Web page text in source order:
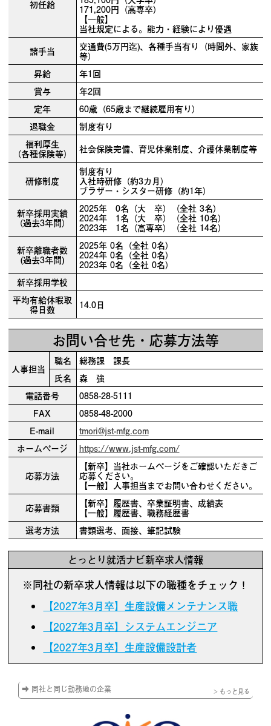
初任給 171,200円（高専卒）
【一般】
当社規定による。能力・経験により優遇
諸手当
交通費(5万円迄)、各種手当有り（時間外、家族
等）
昇給
年1回
賞与
年2回
定年
60歳（65歳まで継続雇用有り）
退職金
制度有り
福利厚生
（各種保険等） 社会保険完備、育児休業制度、介護休業制度等
研修制度
制度有り
入社時研修（約3カ月）
ブラザー・シスター研修（約1年）
新卒採用実績
（過去3年間）
2025年 0名（大 卒）（全社 3名）
2024年 1名（大 卒）（全社 10名）
2023年 1名（高専卒）（全社 14名）
新卒離職者数
(過去3年間)
2025年 0名（全社 0名）
2024年 0名（全社 0名）
2023年 0名（全社 0名）
新卒採用学校
平均有給休暇取
得日数 14.0日
お問い合せ先・応募方法等
人事担当
職名
総務課 課長
氏名
森 強
電話番号
0858-28-5111
FAX
0858-48-2000
E-mail
tmori@jst-mfg.com
ホームページ
https://www.jst-mfg.com/
応募方法
【新卒】当社ホームページをご確認いただきご
応募ください。
【一般】人事担当までお問い合わせください。
応募書類
【新卒】履歴書、卒業証明書、成績表
【一般】履歴書、職務経歴書
選考方法
書類選考、面接、筆記試験
とっとり就活ナビ新卒求人情報
※同社の新卒求人情報は以下の職種をチェック！
【2027年3月卒】生産設備メンテナンス職
【2027年3月卒】システムエンジニア
【2027年3月卒】生産設備設計者
➡ 同社と同じ勤務地の企業 > もっと見る